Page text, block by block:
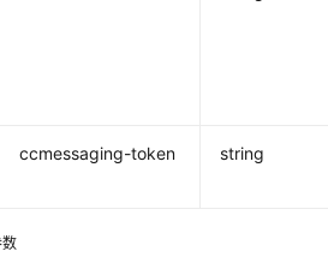
ccmessaging-token string